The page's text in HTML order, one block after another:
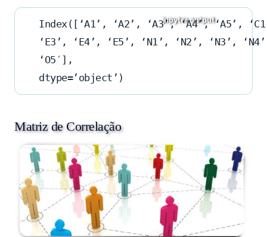
Index([‘A1’, ‘A2’, ‘A3’, ‘A4’, ‘A5’,
‘E3’, ‘E4’, ‘E5’, ‘N1’, ‘N2’, ‘N3’,
‘O5′],
dtype=’object’)
Matriz de Correlação